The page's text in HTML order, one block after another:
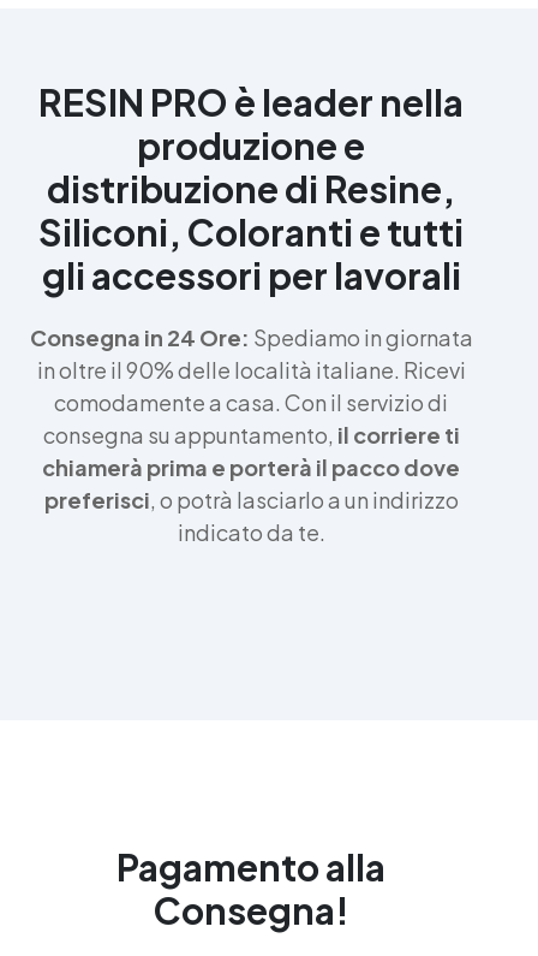
RESIN PRO è leader nella
produzione e
distribuzione di Resine,
Siliconi, Coloranti e tutti
gli accessori per lavorali
Consegna in 24 Ore: Spediamo in giornata
in oltre il 90% delle località italiane. Ricevi
comodamente a casa. Con il servizio di
consegna su appuntamento, il corriere ti
chiamerà prima e porterà il pacco dove
preferisci, o potrà lasciarlo a un indirizzo
indicato da te.
Pagamento alla
Consegna!